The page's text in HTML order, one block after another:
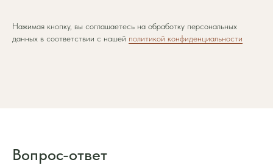
Нажимая кнопку, вы соглашаетесь на обработку персональных
данных в соответствии с нашей политикой конфиденциальности
Вопрос-ответ